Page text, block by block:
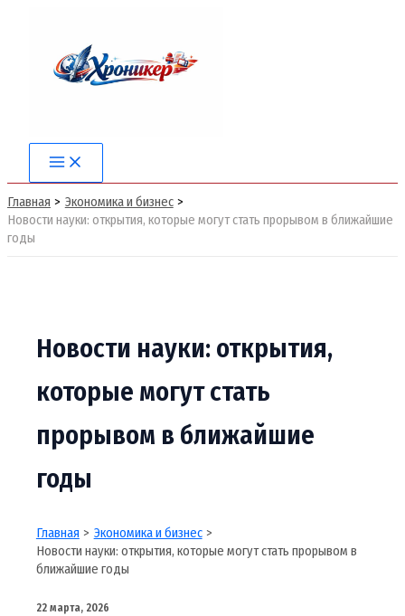
содержимому
Main
Menu
Главная
Экономика и бизнес
Новости науки: открытия, которые могут стать прорывом в ближайшие
годы
Новости науки: открытия,
которые могут стать
прорывом в ближайшие
годы
Главная
Экономика и бизнес
Новости науки: открытия, которые могут стать прорывом в
ближайшие годы
22 марта, 2026